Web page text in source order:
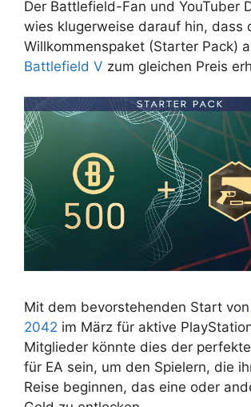
Der Battlefield-Fan und YouTuber
wies klugerweise darauf hin, dass
Willkommenspaket (Starter Pack)
Battlefield V zum gleichen Preis
Mit dem bevorstehenden Start von
2042 im März für aktive
Mitglieder könnte dies der
für EA sein, um den Spielern, die
Reise beginnen, das eine oder